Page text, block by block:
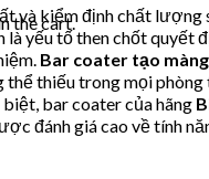
the cart.
và kiểm định chất lượng
là yếu tố then chốt quyết
Bar coater tạo
thể thiếu trong mọi phòng
bar coater của hãng
đánh giá cao về tính